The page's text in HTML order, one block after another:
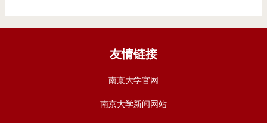
友情链接
南京大学官网
南京大学新闻网站